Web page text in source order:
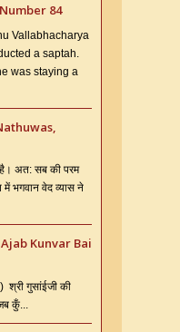
84
Vallabhacharya
a saptah.
was staying a
है। अत: सब की परम
में भगवान वेद व्यास ने
Kunvar Bai
श्री गुसांईजी की
कुँ...